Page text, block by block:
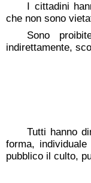
I cittadini
che non sono
Sono
indirettamente,
Tutti hanno
forma,
pubblico il culto,